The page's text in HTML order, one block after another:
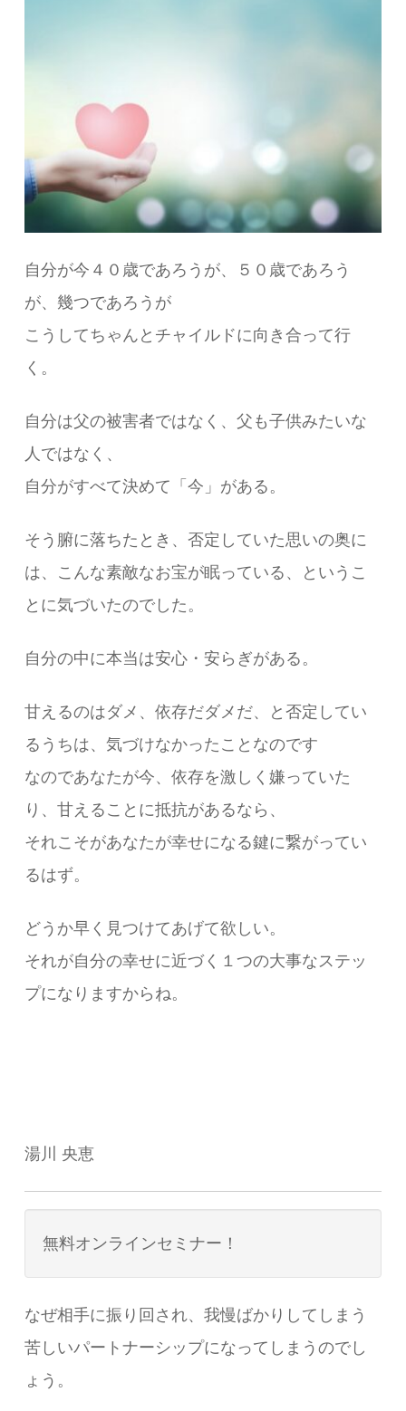
自分が今４０歳であろうが、５０歳であろう
が、幾つであろうが
こうしてちゃんとチャイルドに向き合って行
く。
自分は父の被害者ではなく、父も子供みたいな
人ではなく、
自分がすべて決めて「今」がある。
そう腑に落ちたとき、否定していた思いの奥に
は、こんな素敵なお宝が眠っている、というこ
とに気づいたのでした。
自分の中に本当は安心・安らぎがある。
甘えるのはダメ、依存だダメだ、と否定してい
るうちは、気づけなかったことなのです
なのであなたが今、依存を激しく嫌っていた
り、甘えることに抵抗があるなら、
それこそがあなたが幸せになる鍵に繋がってい
るはず。
どうか早く見つけてあげて欲しい。
それが自分の幸せに近づく１つの大事なステッ
プになりますからね。
湯川 央恵
無料オンラインセミナー！
なぜ相手に振り回され、我慢ばかりしてしまう
苦しいパートナーシップになってしまうのでし
ょう。